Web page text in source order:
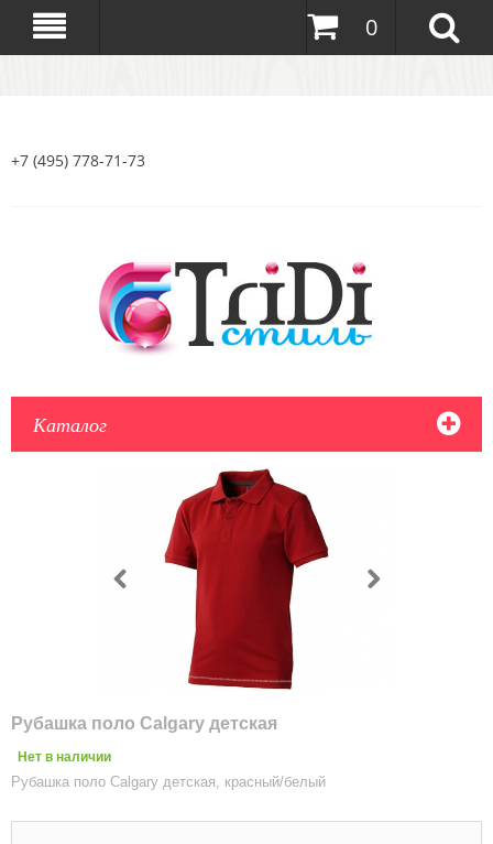
0
+7 (495) 778-71-73
Каталог
Рубашка поло Calgary детская
Нет в наличии
Рубашка поло Calgary детская, красный/белый